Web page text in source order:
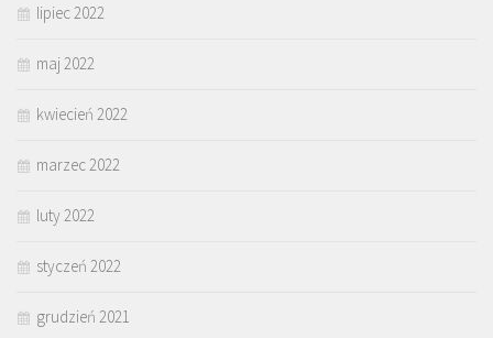
lipiec 2022
maj 2022
kwiecień 2022
marzec 2022
luty 2022
styczeń 2022
grudzień 2021